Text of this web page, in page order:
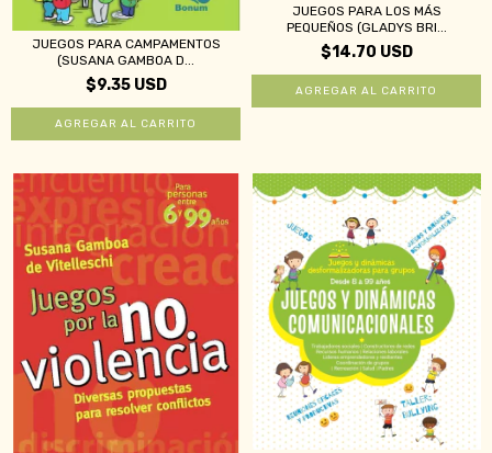
JUEGOS PARA CAMPAMENTOS
(SUSANA GAMBOA D...
$9.35 USD
JUEGOS PARA LOS MÁS
PEQUEÑOS (GLADYS BRI...
$14.70 USD